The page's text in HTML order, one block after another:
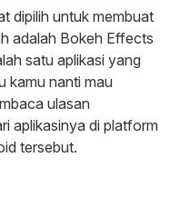
dipilih untuk membuat
adalah Bokeh Effects
satu aplikasi yang
kamu nanti mau
ulasan
aplikasinya di platform
tersebut.